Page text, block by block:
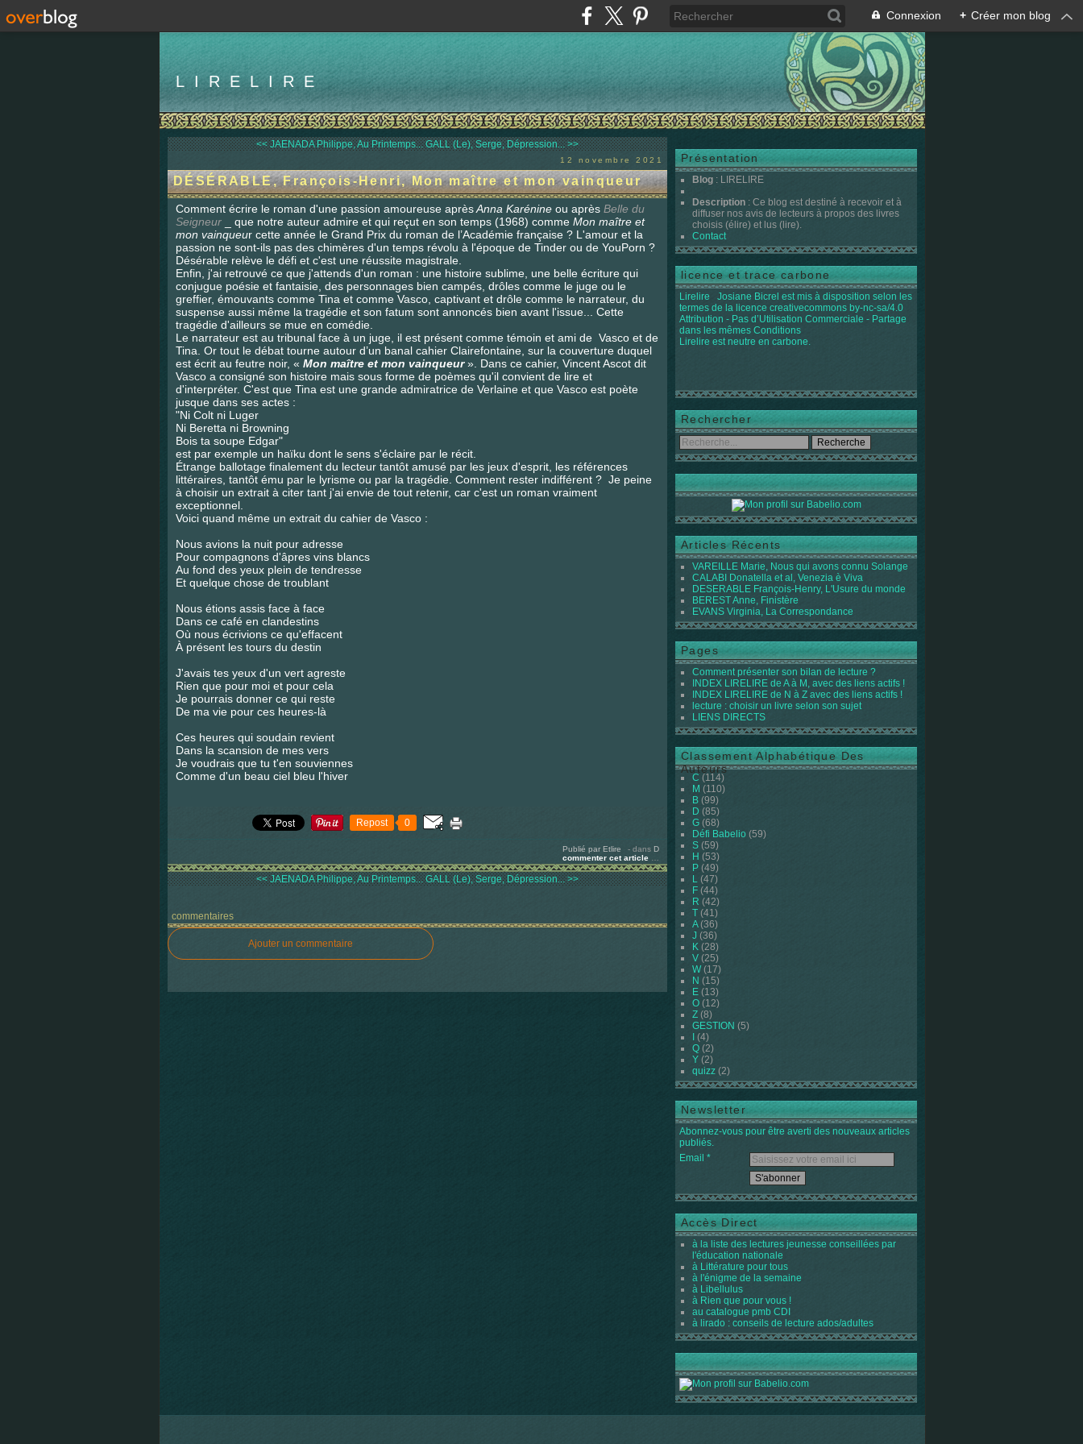
Connexion + Créer mon blog
LIRELIRE
<< JAENADA Philippe, Au Printemps... GALL (Le), Serge, Dépression... >>
12 novembre 2021
DÉSÉRABLE, François-Henri, Mon maître et mon vainqueur
Comment écrire le roman d'une passion amoureuse aprèsAnna Karénine ou après Belle du
Seigneur _ que notre auteur admire et qui reçut en son temps (1968) comme Mon maître et
mon vainqueur cette année le Grand Prix du roman de l’Académie française ? L'amour et la
passion ne sont-ils pas des chimères d'un temps révolu à l'époque de Tinder ou de YouPorn ?
Désérable relève le défi et c'est une réussite magistrale.
Enfin, j'ai retrouvé ce que j'attends d'un roman : une histoire sublime, une belle écriture qui
conjugue poésie et fantaisie, des personnages bien campés, drôles comme le juge ou le
greffier, émouvants comme Tina et comme Vasco, captivant et drôle comme le narrateur, du
suspense aussi même la tragédie et son fatum sont annoncés bien avant l'issue... Cette
tragédie d'ailleurs se mue en comédie.
Le narrateur est au tribunal face à un juge, il est présent comme témoin et ami de Vasco et de
Tina. Or tout le débat tourne autour d’un banal cahier Clairefontaine, sur la couverture duquel
est écrit au feutre noir, « Mon maître et mon vainqueur». Dans ce cahier, Vincent Ascot dit
Vasco a consigné son histoire mais sous forme de poèmes qu'il convient de lire et
d'interpréter. C'est que Tina est une grande admiratrice de Verlaine et que Vasco est poète
jusque dans ses actes :
"Ni Colt ni Luger
Ni Beretta ni Browning
Bois ta soupe Edgar"
est par exemple un haïku dont le sens s'éclaire par le récit.
Étrange ballotage finalement du lecteur tantôt amusé par les jeux d'esprit, les références
littéraires, tantôt ému par le lyrisme ou par la tragédie. Comment rester indifférent ? Je peine
à choisir un extrait à citer tant j'ai envie de tout retenir, car c'est un roman vraiment
exceptionnel.
Voici quand même un extrait du cahier de Vasco :
Nous avions la nuit pour adresse
Pour compagnons d'âpres vins blancs
Au fond des yeux plein de tendresse
Et quelque chose de troublant
Nous étions assis face à face
Dans ce café en clandestins
Où nous écrivions ce qu'effacent
À présent les tours du destin
J'avais tes yeux d'un vert agreste
Rien que pour moi et pour cela
Je pourrais donner ce qui reste
De ma vie pour ces heures-là
Ces heures qui soudain revient
Dans la scansion de mes vers
Je voudrais que tu t'en souviennes
Comme d'un beau ciel bleu l'hiver
Repost 0
Publié par Etlire - dans D
commenter cet article
<< JAENADA Philippe, Au Printemps... GALL (Le), Serge, Dépression... >>
commentaires
Ajouter un commentaire
Présentation
Blog : LIRELIRE
Description : Ce blog est destiné à recevoir et à
diffuser nos avis de lecteurs à propos des livres
choisis (élire) et lus (lire).
Contact
licence et trace carbone
Lirelire Josiane Bicrel est mis à disposition selon les
termes de la licence creativecommons by-nc-sa/4.0
Attribution - Pas d’Utilisation Commerciale - Partage
dans les mêmes Conditions
Lirelire est neutre en carbone.
Rechercher
Articles Récents
VAREILLE Marie, Nous qui avons connu Solange
CALABI Donatella et al, Venezia è Viva
DESERABLE François-Henry, L'Usure du monde
BEREST Anne, Finistère
EVANS Virginia, La Correspondance
Pages
Comment présenter son bilan de lecture ?
INDEX LIRELIRE de A à M, avec des liens actifs !
INDEX LIRELIRE de N à Z avec des liens actifs !
lecture : choisir un livre selon son sujet
LIENS DIRECTS
Classement Alphabétique Des
Auteurs
C (114)
M (110)
B (99)
D (85)
G (68)
Défi Babelio (59)
S (59)
H (53)
P (49)
L (47)
F (44)
R (42)
T (41)
A(36)
J (36)
K (28)
V (25)
W(17)
N (15)
E (13)
O (12)
Z (8)
GESTION (5)
(4)
Q (2)
Y (2)
quizz (2)
Newsletter
Abonnez-vous pour être averti des nouveaux articles
publiés.
Email
Accès Direct
à la liste des lectures jeunesse conseillées par
l'éducation nationale
à Littérature pour tous
à l'énigme de la semaine
à Libellulus
à Rien que pour vous !
au catalogue pmb CDI
à lirado : conseils de lecture ados/adultes